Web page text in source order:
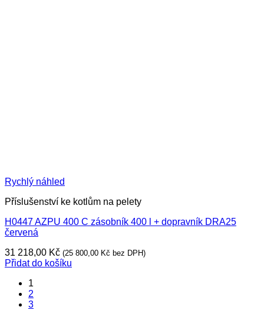
Rychlý náhled
Příslušenství ke kotlům na pelety
H0447 AZPU 400 C zásobník 400 l + dopravník DRA25
červená
31 218,00 Kč (25 800,00 Kč bez DPH)
Přidat do košíku
1
2
3